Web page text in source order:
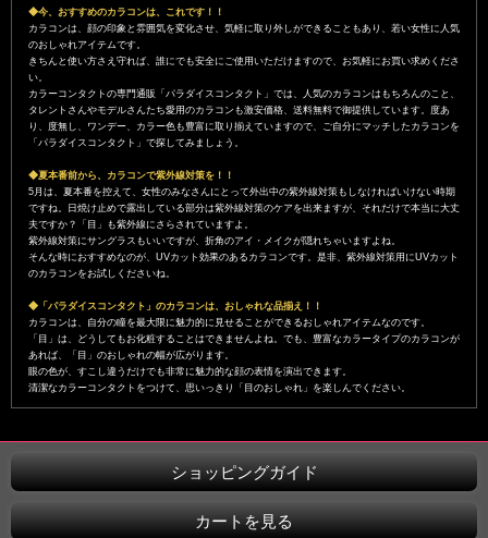
◆今、おすすめのカラコンは、これです！！
カラコンは、顔の印象と雰囲気を変化させ、気軽に取り外しができることもあり、若い女性に人気
のおしゃれアイテムです。
きちんと使い方さえ守れば、誰にでも安全にご使用いただけますので、お気軽にお買い求めくださ
い。
カラーコンタクトの専門通販「パラダイスコンタクト」では、人気のカラコンはもちろんのこと、
タレントさんやモデルさんたち愛用のカラコンも激安価格、送料無料で御提供しています。度あ
り、度無し、ワンデー、カラー色も豊富に取り揃えていますので、ご自分にマッチしたカラコンを
「パラダイスコンタクト」で探してみましょう。
◆夏本番前から、カラコンで紫外線対策を！！
5月は、夏本番を控えて、女性のみなさんにとって外出中の紫外線対策もしなければいけない時期
ですね。日焼け止めで露出している部分は紫外線対策のケアを出来ますが、それだけで本当に大丈
夫ですか？「目」も紫外線にさらされていますよ。
紫外線対策にサングラスもいいですが、折角のアイ・メイクが隠れちゃいますよね。
そんな時におすすめなのが、UVカット効果のあるカラコンです。是非、紫外線対策用にUVカット
のカラコンをお試しくださいね。
◆「パラダイスコンタクト」のカラコンは、おしゃれな品揃え！！
カラコンは、自分の瞳を最大限に魅力的に見せることができるおしゃれアイテムなのです。
「目」は、どうしてもお化粧することはできませんよね。でも、豊富なカラータイプのカラコンが
あれば、「目」のおしゃれの幅が広がります。
眼の色が、すこし違うだけでも非常に魅力的な顔の表情を演出できます。
清潔なカラーコンタクトをつけて、思いっきり「目のおしゃれ」を楽しんでください。
ショッピングガイド
カートを見る